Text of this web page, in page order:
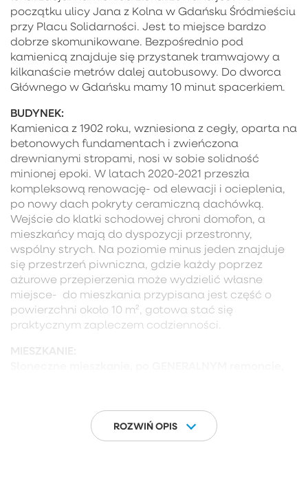
początku ulicy Jana z Kolna w Gdańsku Śródmieściu
przy Placu Solidarności. Jest to miejsce bardzo
dobrze skomunikowane. Bezpośrednio pod
kamienicą znajduje się przystanek tramwajowy a
kilkanaście metrów dalej autobusowy. Do dworca
Głównego w Gdańsku mamy 10 minut spacerkiem.
BUDYNEK:
Kamienica z 1902 roku, wzniesiona z cegły, oparta na
betonowych fundamentach i zwieńczona
drewnianymi stropami, nosi w sobie solidność
minionej epoki. W latach 2020-2021 przeszła
kompleksową renowację- od elewacji i ocieplenia,
po nowy dach pokryty ceramiczną dachówką.
Wejście do klatki schodowej chroni domofon, a
mieszkańcy mają do dyspozycji przestronny,
wspólny strych. Na poziomie minus jeden znajduje
się przestrzeń piwniczna, gdzie każdy poprzez
ażurowe przepierzenia może wydzielić własne
miejsce- do mieszkania przypisana jest część o
powierzchni około 10 m², gotowa stać się
praktycznym zapleczem codzienności.
MIESZKANIE:
-Otwartej kuchni z jadalnią i częścią dzienną
ROZWIŃ OPIS